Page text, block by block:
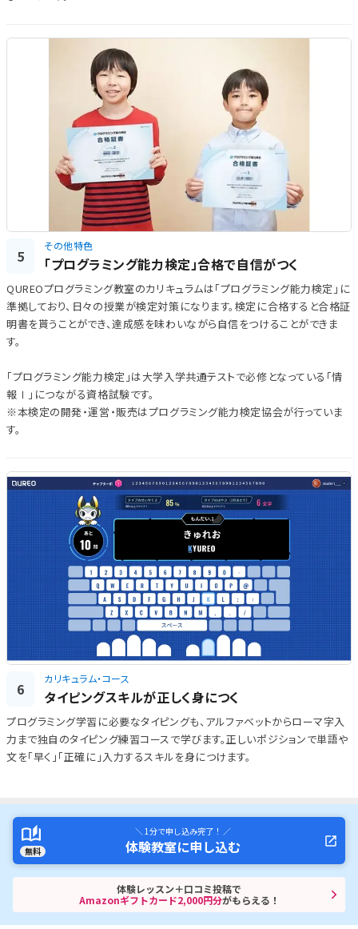
5
その他特色
「プログラミング能力検定」合格で自信がつく
QUREOプログラミング教室のカリキュラムは「プログラミング能力検定」に
準拠しており、日々の授業が検定対策になります。検定に合格すると合格証
明書を貰うことができ、達成感を味わいながら自信をつけることができま
す。
「プログラミング能力検定」は大学入学共通テストで必修となっている「情
報Ⅰ」につながる資格試験です。
※本検定の開発・運営・販売はプログラミング能力検定協会が行っていま
す。
6
カリキュラム・コース
タイピングスキルが正しく身につく
プログラミング学習に必要なタイピングも、アルファベットからローマ字入
力まで独自のタイピング練習コースで学びます。正しいポジションで単語や
文を「早く」「正確に」入力するスキルを身につけます。
無料
＼ 1分で申し込み完了！ ／
体験教室に申し込む
体験レッスン＋口コミ投稿で
Amazonギフトカード2,000円分がもらえる！